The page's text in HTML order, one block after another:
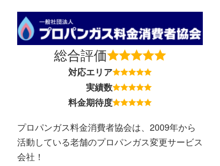
総合評価
対応エリア
実績数
料金期待度
プロパンガス料金消費者協会は、2009年から
活動している老舗のプロパンガス変更サービス
会社！